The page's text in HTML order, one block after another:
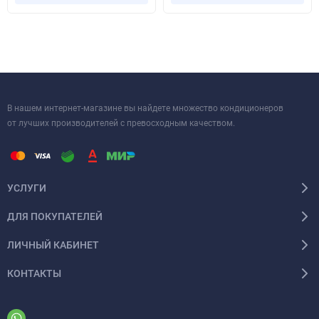
и комфорт, которые вам нужны!
В нашем интернет-магазине вы найдете множество кондиционеров
от лучших производителей с превосходным качеством.
УСЛУГИ
ДЛЯ ПОКУПАТЕЛЕЙ
ЛИЧНЫЙ КАБИНЕТ
КОНТАКТЫ